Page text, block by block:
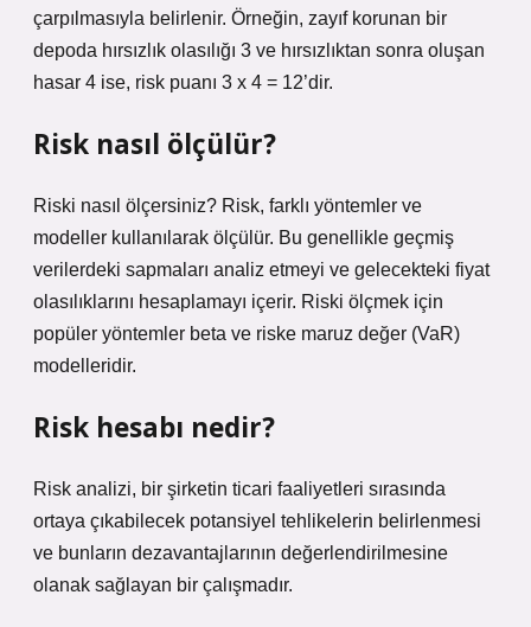
çarpılmasıyla belirlenir. Örneğin, zayıf korunan bir
depoda hırsızlık olasılığı 3 ve hırsızlıktan sonra oluşan
hasar 4 ise, risk puanı 3 x 4 = 12’dir.
Risk nasıl ölçülür?
Riski nasıl ölçersiniz? Risk, farklı yöntemler ve
modeller kullanılarak ölçülür. Bu genellikle geçmiş
verilerdeki sapmaları analiz etmeyi ve gelecekteki fiyat
olasılıklarını hesaplamayı içerir. Riski ölçmek için
popüler yöntemler beta ve riske maruz değer (VaR)
modelleridir.
Risk hesabı nedir?
Risk analizi, bir şirketin ticari faaliyetleri sırasında
ortaya çıkabilecek potansiyel tehlikelerin belirlenmesi
ve bunların dezavantajlarının değerlendirilmesine
olanak sağlayan bir çalışmadır.